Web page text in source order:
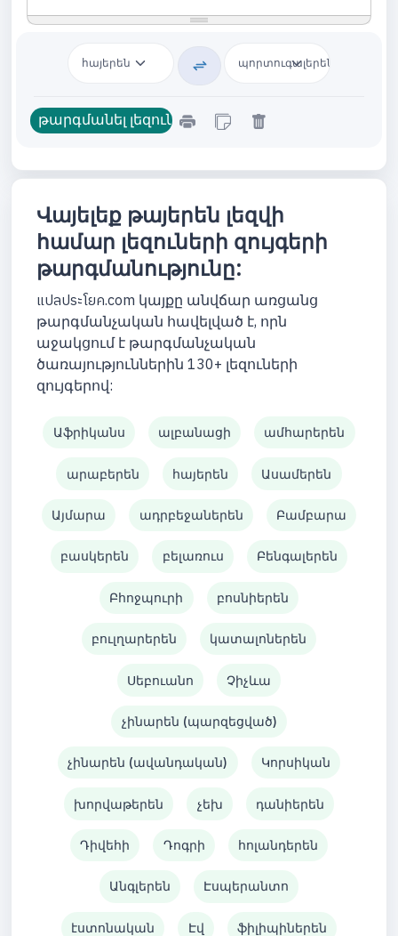
Վայելեք թայերեն լեզվի
համար լեզուների զույգերի
թարգմանությունը:
แปลประโยค.com կայքը անվճար առցանց
թարգմանչական հավելված է, որն
աջակցում է թարգմանչական
ծառայություններին 130+ լեզուների
զույգերով:
Աֆրիկանս ալբանացի ամհարերեն
արաբերեն հայերեն Ասամերեն
Այմարա ադրբեջաներեն Բամբարա
բասկերեն բելառուս Բենգալերեն
Բհոջպուրի բոսնիերեն
բուլղարերեն կատալոներեն
Սեբուանո Չիչևա
չինարեն (պարզեցված)
չինարեն (ավանդական) Կորսիկան
խորվաթերեն չեխ դանիերեն
Դիվեհի Դոգրի հոլանդերեն
Անգլերեն Էսպերանտո
էստոնական Էվ ֆիլիպիներեն